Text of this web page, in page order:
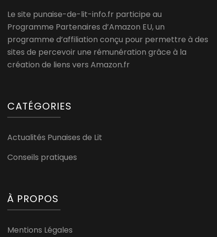
Le site punaise-de-lit-info.fr participe au
Programme Partenaires d’Amazon EU, un
programme d’affiliation conçu pour permettre à des
sites de percevoir une rémunération grâce à la
création de liens vers Amazon.fr
CATÉGORIES
Actualités Punaises de Lit
Conseils pratiques
À PROPOS
Mentions Légales